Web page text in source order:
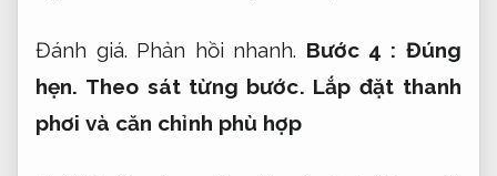
Đánh giá. Phản hồi nhanh. Bước 4 : Đúng
hẹn. Theo sát từng bước. Lắp đặt thanh
phơi và căn chỉnh phù hợp